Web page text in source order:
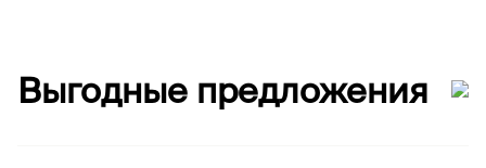
Выгодные предложения